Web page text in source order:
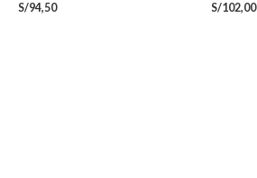
S/94,50 S/102,00